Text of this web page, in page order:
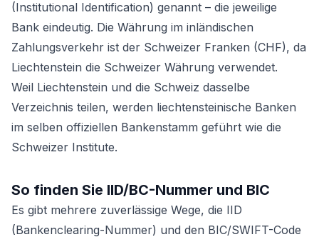
(Institutional Identification) genannt – die jeweilige
Bank eindeutig. Die Währung im inländischen
Zahlungsverkehr ist der Schweizer Franken (CHF), da
Liechtenstein die Schweizer Währung verwendet.
Weil Liechtenstein und die Schweiz dasselbe
Verzeichnis teilen, werden liechtensteinische Banken
im selben offiziellen Bankenstamm geführt wie die
Schweizer Institute.
So finden Sie IID/BC-Nummer und BIC
Es gibt mehrere zuverlässige Wege, die IID
(Bankenclearing-Nummer) und den BIC/SWIFT-Code